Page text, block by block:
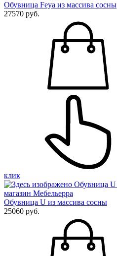
Обувница Feya из массива сосны
27570 руб.
клик
Обувница U из массива сосны
25060 руб.